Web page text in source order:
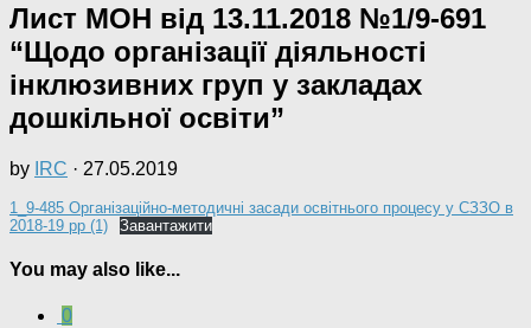
Лист МОН від 13.11.2018 №1/9-691
“Щодо організації діяльності
інклюзивних груп у закладах
дошкільної освіти”
by IRC · 27.05.2019
1_9-485 Організаційно-методичні засади освітнього процесу у СЗЗО в
2018-19 рр (1)
Завантажити
You may also like...
0